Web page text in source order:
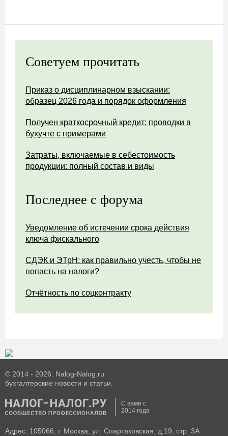
Советуем прочитать
Приказ о дисциплинарном взыскании:
образец 2026 года и порядок оформления
Получен краткосрочный кредит: проводки в
бухучте с примерами
Затраты, включаемые в себестоимость
продукции: полный состав и виды
Последнее с форума
Уведомление об истечении срока действия
ключа фискального
СДЭК и ЭТрН: как правильно учесть, чтобы не
попасть на налоги?
Отчётность по соцконтракту
© 2014 - 2026. Nalog-Nalog.ru
бухгалтерские новости и статьи.
С вами с
2014 года
Адрес: 105066, г. Москва, ул. Спартаковская, д.19, стр. 3А